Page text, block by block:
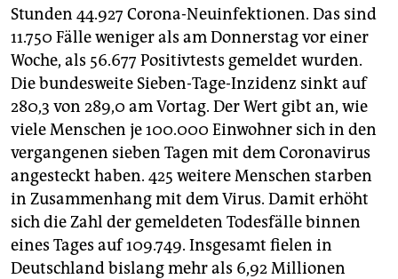
Stunden 44.927 Corona-Neuinfektionen. Das sind
11.750 Fälle weniger als am Donnerstag vor einer
Woche, als 56.677 Positivtests gemeldet wurden.
Die bundesweite Sieben-Tage-Inzidenz sinkt auf
280,3 von 289,0 am Vortag. Der Wert gibt an, wie
viele Menschen je 100.000 Einwohner sich in den
vergangenen sieben Tagen mit dem Coronavirus
angesteckt haben. 425 weitere Menschen starben
in Zusammenhang mit dem Virus. Damit erhöht
sich die Zahl der gemeldeten Todesfälle binnen
eines Tages auf 109.749. Insgesamt fielen in
Deutschland bislang mehr als 6,92 Millionen